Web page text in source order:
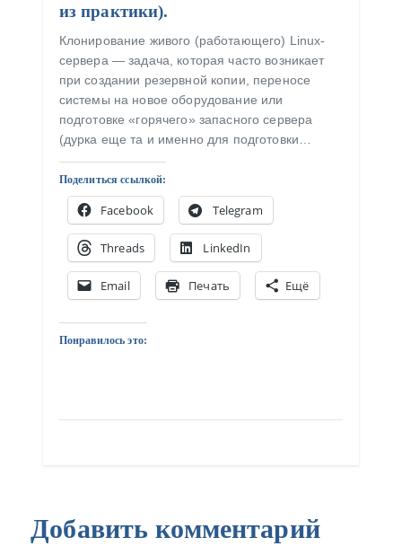
из практики).
Клонирование живого (работающего) Linux-
сервера — задача, которая часто возникает
при создании резервной копии, переносе
системы на новое оборудование или
подготовке «горячего» запасного сервера
(дурка еще та и именно для подготовки…
Поделиться ссылкой:
Facebook Telegram
Threads LinkedIn
Email Печать Ещё
Понравилось это:
Добавить комментарий